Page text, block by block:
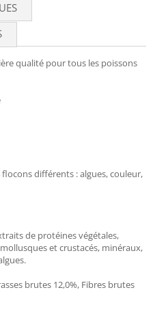
qualité pour tous les poissons
différents : algues, couleur,
de protéines végétales,
et crustacés, minéraux,
brutes 12,0%, Fibres brutes